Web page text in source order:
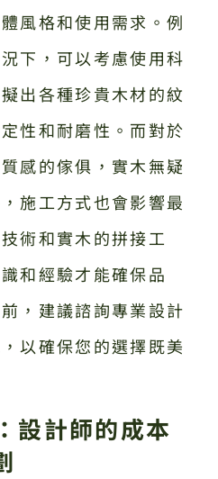
風格和使用需求。例
下，可以考慮使用科
出各種珍貴木材的紋
性和耐磨性。而對於
感的傢俱，實木無疑
施工方式也會影響最
術和實木的拼接工
和經驗才能確保品
，建議諮詢專業設計
以確保您的選擇既美
設計師的成本